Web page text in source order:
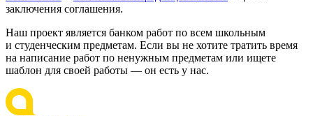
заключения соглашения.
Наш проект является банком работ по всем школьным
и студенческим предметам. Если вы не хотите тратить время
на написание работ по ненужным предметам или ищете
шаблон для своей работы — он есть у нас.